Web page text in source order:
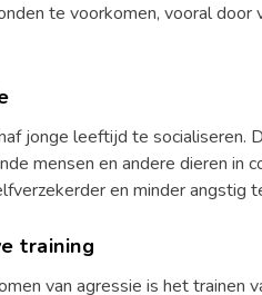
te voorkomen, vooral
jonge leeftijd te socialiseren.
mensen en andere dieren in
en minder angstig
training
van agressie is het trainen